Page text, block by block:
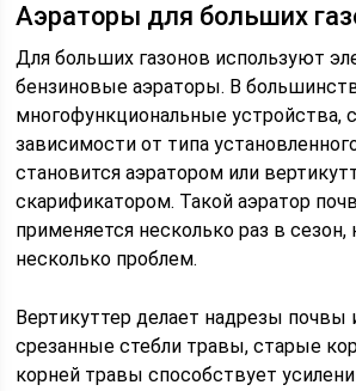
Аэраторы для больших
Для больших газонов используют
бензиновые аэраторы. В
многофункциональные устройства,
зависимости от типа
становится аэратором или
скарификатором. Такой аэратор
применяется несколько раз в
несколько проблем.
Вертикуттер делает надрезы почвы
срезанные стебли травы, старые
корней травы способствует